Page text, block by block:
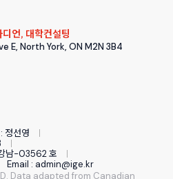
언, 대학컨설팅
E, North York, ON M2N 3B4
정선영
남-03562 호
Email : admin@ige.kr
Data adapted from Canadian